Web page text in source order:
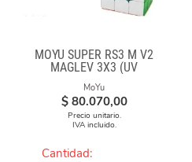
MOYU SUPER RS3 M V2
MAGLEV 3X3 (UV
COATED)
MoYu
$ 80.070,00
Precio unitario.
IVA incluido.
Cantidad: